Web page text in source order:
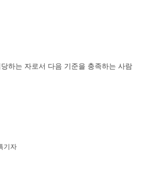
하는 자로서 다음 기준을 충족하는 사람
기자